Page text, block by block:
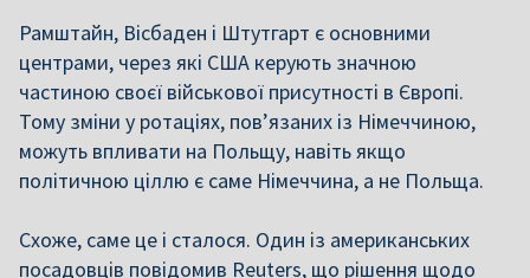
Рамштайн, Вісбаден і Штутгарт є основними
центрами, через які США керують значною
частиною своєї військової присутності в Європі.
Тому зміни у ротаціях, пов’язаних із Німеччиною,
можуть впливати на Польщу, навіть якщо
політичною ціллю є саме Німеччина, а не Польща.
Схоже, саме це і сталося. Один із американських
посадовців повідомив Reuters, що рішення щодо